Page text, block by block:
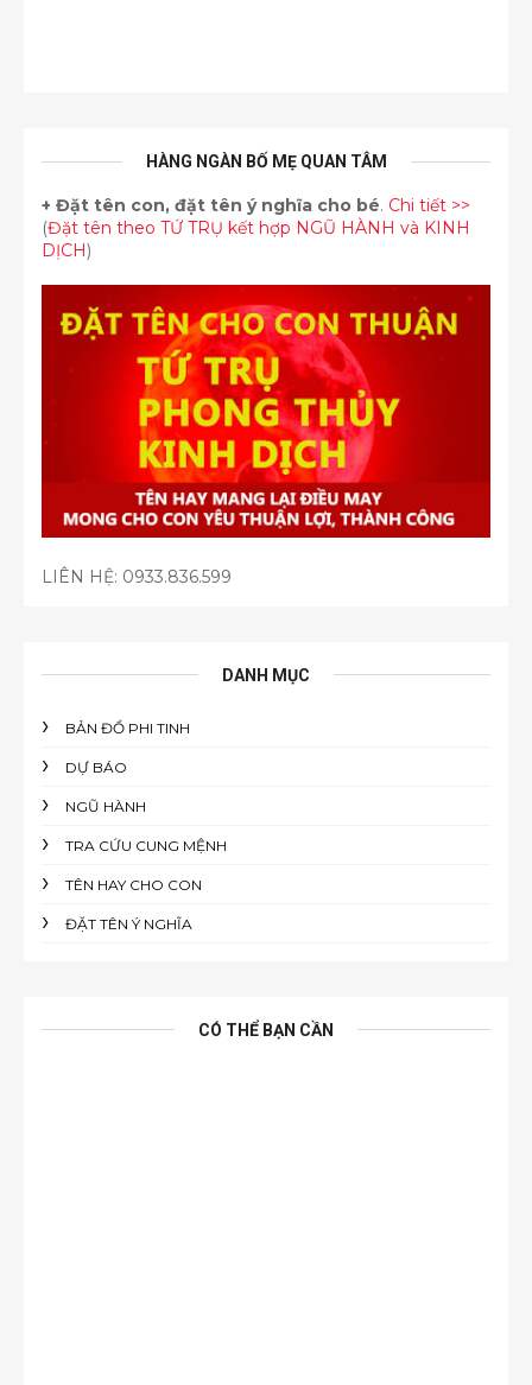
HÀNG NGÀN BỐ MẸ QUAN TÂM
+ Đặt tên con, đặt tên ý nghĩa cho bé. Chi tiết >>
(Đặt tên theo TỨ TRỤ kết hợp NGŨ HÀNH và KINH
DỊCH)
LIÊN HỆ: 0933.836.599
DANH MỤC
BẢN ĐỒ PHI TINH
DỰ BÁO
NGŨ HÀNH
TRA CỨU CUNG MỆNH
TÊN HAY CHO CON
ĐẶT TÊN Ý NGHĨA
CÓ THỂ BẠN CẦN